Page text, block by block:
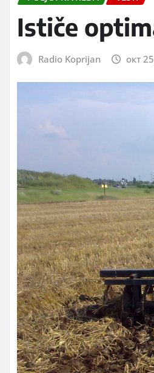
Ističe
Radio Koprijan окт